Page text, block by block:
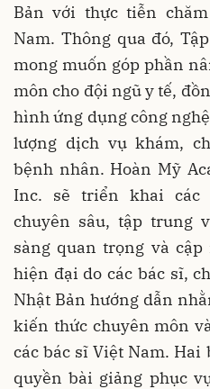
Bản với thực tiễn
Nam. Thông qua đó,
mong muốn góp phần
môn cho đội ngũ y tế,
hình ứng dụng công
lượng dịch vụ khám,
bệnh nhân. Hoàn Mỹ
Inc. sẽ triển khai các
chuyên sâu, tập trung
sàng quan trọng và
hiện đại do các bác sĩ,
Nhật Bản hướng dẫn
kiến thức chuyên môn
các bác sĩ Việt Nam. Hai
quyền bài giảng phục